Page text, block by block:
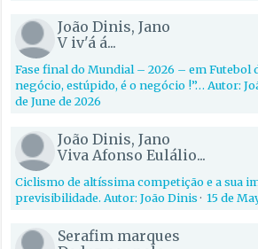
João Dinis, Jano
V iv'á á...
Fase final do Mundial – 2026 – em Futebol
negócio, estúpido, é o negócio !”… Autor:
de June de 2026
João Dinis, Jano
Viva Afonso Eulálio...
Ciclismo de altíssima competição e a sua
previsibilidade. Autor: João Dinis·15 de
Serafim marques